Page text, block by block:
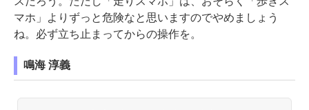
マホ」よりずっと危険なと思いますのでやめましょう
ね。必ず立ち止まってからの操作を。
鳴海 淳義